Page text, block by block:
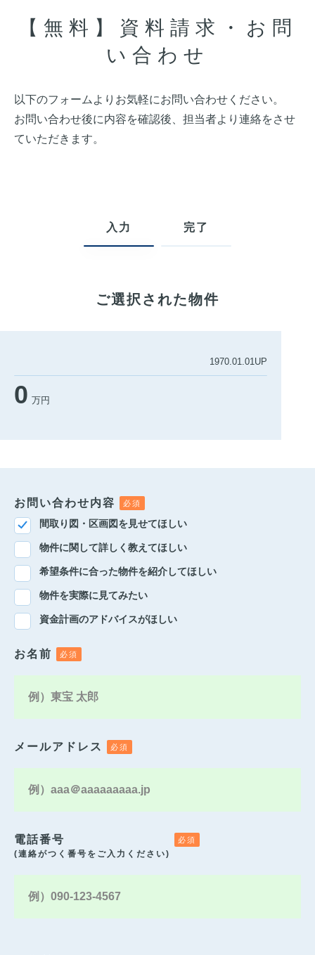
【無料】資料請求・お問
い合わせ
以下のフォームよりお気軽にお問い合わせください。
お問い合わせ後に内容を確認後、担当者より連絡をさせ
ていただきます。
入力 完了
ご選択された物件
1970.01.01UP
0 万円
お問い合わせ内容
間取り図・区画図を見せてほしい
物件に関して詳しく教えてほしい
希望条件に合った物件を紹介してほしい
物件を実際に見てみたい
資金計画のアドバイスがほしい
お名前
メールアドレス
電話番号
(連絡がつく番号をご入力ください)